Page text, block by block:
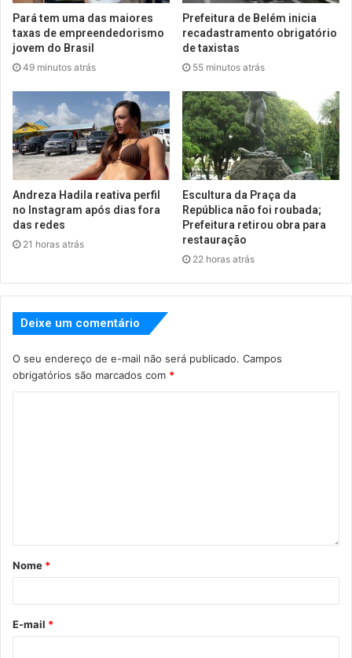
Pará tem uma das maiores
taxas de empreendedorismo
jovem do Brasil
49 minutos atrás
Prefeitura de Belém inicia
recadastramento obrigatório
de taxistas
55 minutos atrás
Andreza Hadila reativa perfil
no Instagram após dias fora
das redes
21 horas atrás
Escultura da Praça da
República não foi roubada;
Prefeitura retirou obra para
restauração
22 horas atrás
Deixe um comentário
O seu endereço de e-mail não será publicado. Campos
obrigatórios são marcados com *
Nome *
E-mail *